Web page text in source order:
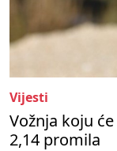
Vijesti
Vožnja koju
2,14 promila